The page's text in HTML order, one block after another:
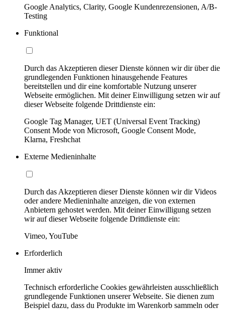
Google Analytics, Clarity, Google Kundenrezensionen, A/B-
Testing
Funktional
Durch das Akzeptieren dieser Dienste können wir dir über die
grundlegenden Funktionen hinausgehende Features
bereitstellen und dir eine komfortable Nutzung unserer
Webseite ermöglichen. Mit deiner Einwilligung setzen wir auf
dieser Webseite folgende Drittdienste ein:
Google Tag Manager, UET (Universal Event Tracking)
Consent Mode von Microsoft, Google Consent Mode,
Klarna, Freshchat
Externe Medieninhalte
Durch das Akzeptieren dieser Dienste können wir dir Videos
oder andere Medieninhalte anzeigen, die von externen
Anbietern gehostet werden. Mit deiner Einwilligung setzen
wir auf dieser Webseite folgende Drittdienste ein:
Vimeo, YouTube
Erforderlich
Immer aktiv
Technisch erforderliche Cookies gewährleisten ausschließlich
grundlegende Funktionen unserer Webseite. Sie dienen zum
Beispiel dazu, dass du Produkte im Warenkorb sammeln oder